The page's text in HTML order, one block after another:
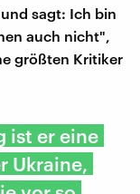
sagt: Ich bin
auch nicht",
größten Kritiker
ist er eine
Ukraine,